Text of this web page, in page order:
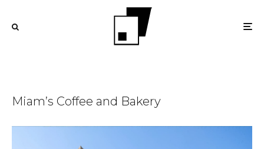
Miam’s Coffee and Bakery